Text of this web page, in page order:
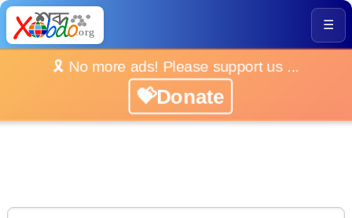
☰
🎗️ No more ads! Please support us ...
💝Donate